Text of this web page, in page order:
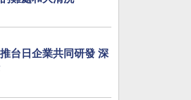
台日企業共同研發 深